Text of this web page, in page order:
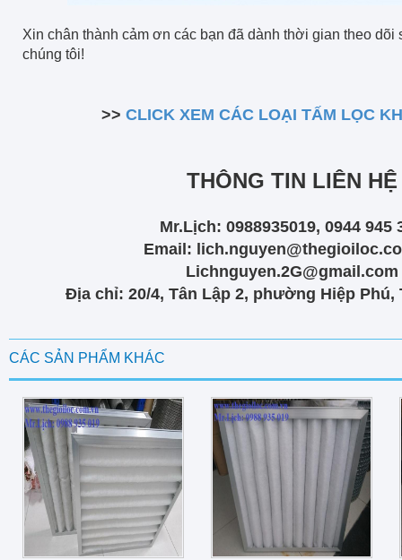
Xin chân thành cảm ơn các bạn đã dành thời gian theo dõi
chúng tôi!
>> CLICK XEM CÁC LOẠI TẤM LỌC
THÔNG TIN LIÊN HỆ
Mr.Lịch: 0988935019, 0944 945
Email:
Lichnguyen.2G@gmail.com
Địa chỉ: 20/4, Tân Lập 2, phường Hiệp Phú,
CÁC SẢN PHẨM KHÁC